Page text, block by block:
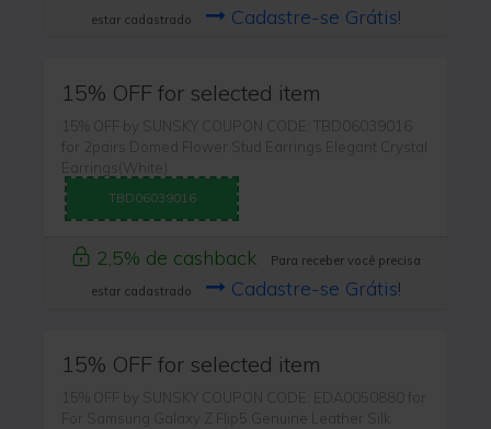
estar cadastrado
Cadastre-se Grátis!
15% OFF for selected item
15% OFF by SUNSKY COUPON CODE: TBD06039016
for 2pairs Domed Flower Stud Earrings Elegant Crystal
Earrings(White)
TBD06039016
2,5% de cashback
Para receber você precisa
estar cadastrado
Cadastre-se Grátis!
15% OFF for selected item
15% OFF by SUNSKY COUPON CODE: EDA0050880 for
For Samsung Galaxy Z Flip5 Genuine Leather Silk